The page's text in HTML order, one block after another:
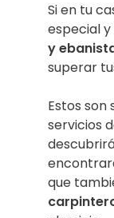
Si en tu
especial y
y
superar
Estos son
servicios
que